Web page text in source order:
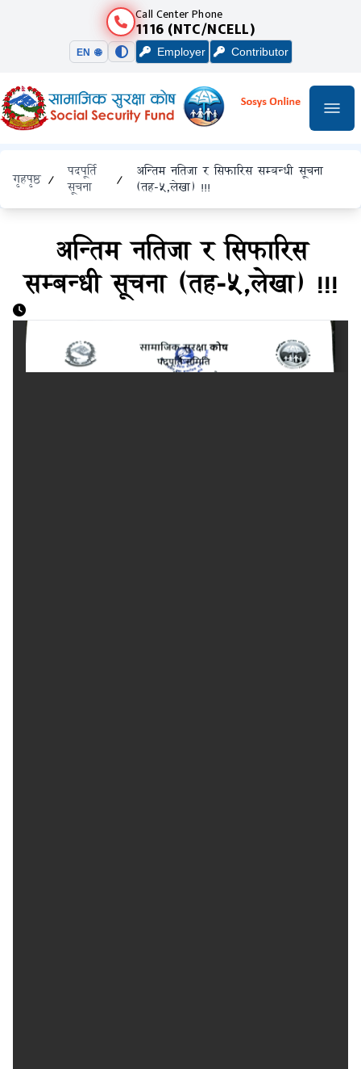
Call Center Phone
1116 (NTC/NCELL)
EN 🌐 Employer Contributor
गृहपृष्ठ /
पदपूर्ति
सूचना
/
अन्तिम नतिजा र सिफारिस सम्बन्धी सूचना
(तह-५,लेखा) !!!
अन्तिम नतिजा र सिफारिस
सम्बन्धी सूचना (तह-५,लेखा) !!!